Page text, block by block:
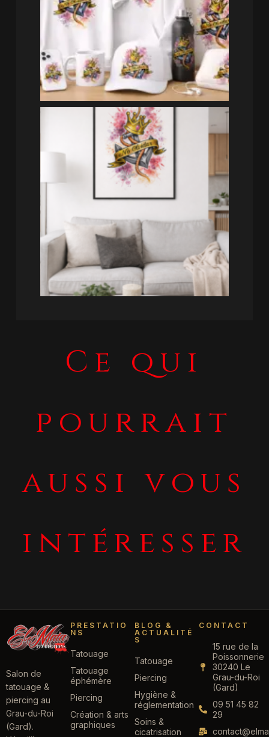
Ce qui
pourrait
aussi vous
intéresser
Salon de
tatouage &
piercing au
Grau-du-Roi
(Gard).
PRESTATIO
NS
Tatouage
Tatouage
éphémère
Piercing
Création & arts
graphiques
BLOG &
ACTUALITÉ
S
Tatouage
Piercing
Hygiène &
réglementation
Soins &
cicatrisation
CONTACT
15 rue de la
Poissonnerie
30240 Le
Grau-du-Roi
(Gard)
09 51 45 82
29